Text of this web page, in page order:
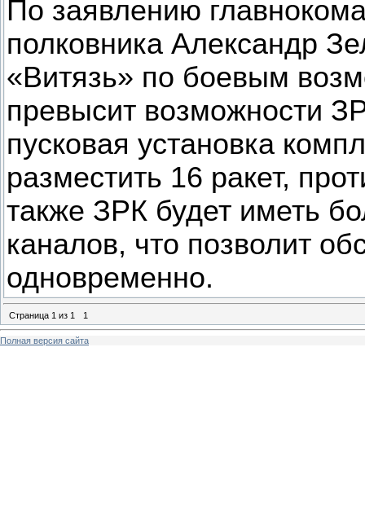
По заявлению
полковника Александр
«Витязь» по боевым
превысит возможности
пусковая установка
разместить 16 ракет,
также ЗРК будет иметь
каналов, что позволит
одновременно.
Страница 1 из 1 1
Полная версия сайта